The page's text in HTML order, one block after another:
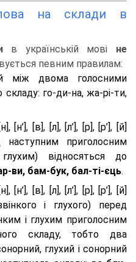
на склади в
в українській мові не
певним правилам:
між двома голосними
го-ди-на, жа-рі-ти,
[н’], [в], [л], [л’], [р], [р’], [й]
наступним приголосним
відносяться до
ви, бам-бук, бал-ті-єць.
[н’], [в], [л], [л’], [р], [р’], [й]
і глухого) перед
і глухим приголосним
складу, тобто два
глухий і сонорний